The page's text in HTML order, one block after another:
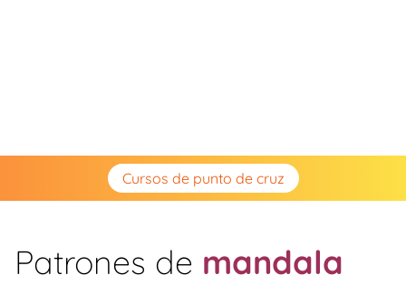
Cursos de punto de cruz
Patrones de mandala